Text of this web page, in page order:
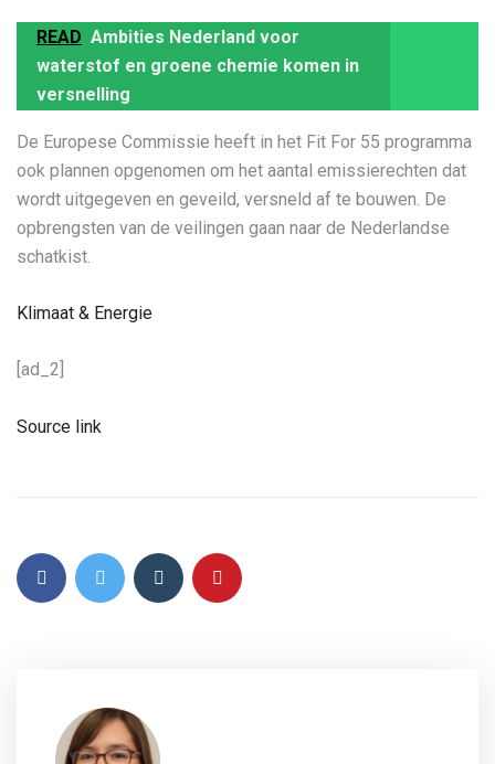
READ Ambities Nederland voor
waterstof en groene chemie komen in
versnelling
De Europese Commissie heeft in het Fit For 55 programma
ook plannen opgenomen om het aantal emissierechten dat
wordt uitgegeven en geveild, versneld af te bouwen. De
opbrengsten van de veilingen gaan naar de Nederlandse
schatkist.
Klimaat & Energie
[ad_2]
Source link